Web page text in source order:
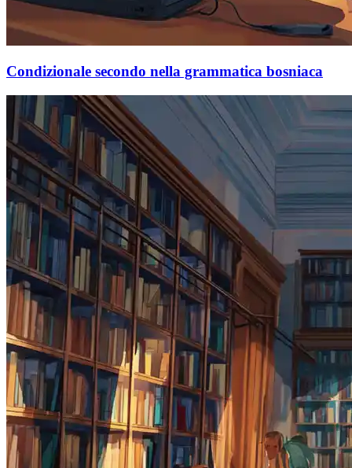
Condizionale secondo nella grammatica bosniaca